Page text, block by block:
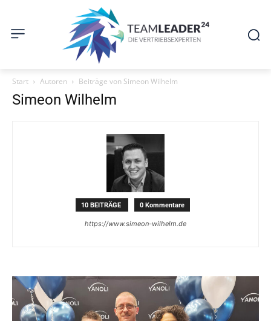
Start Autoren Beiträge von Simeon Wilhelm
Simeon Wilhelm
10 BEITRÄGE 0 Kommentare
https://www.simeon-wilhelm.de